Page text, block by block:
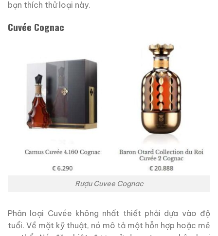
bạn thích thử loại này.
Cuvée Cognac
Rượu Cuvee Cognac
Phân loại Cuvée không nhất thiết phải dựa vào độ
tuổi. Về mặt kỹ thuật, nó mô tả một hỗn hợp hoặc mẻ